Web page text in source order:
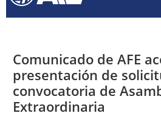
Comunicado de AFE
presentación de
convocatoria de
Extraordinaria